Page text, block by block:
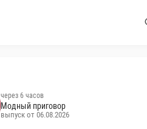
через 6 часов
Модный приговор
выпуск от 06.08.2026